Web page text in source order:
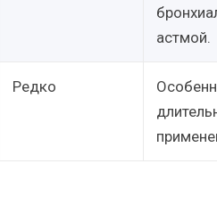
астмой.
Редко